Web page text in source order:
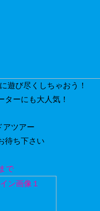
遊び尽くしちゃおう！
ターにも大人気！
アツアー
待ち下さい
で